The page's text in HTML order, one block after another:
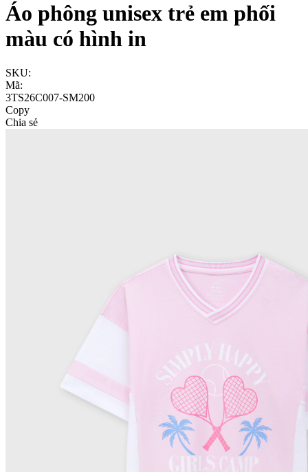
Áo phông unisex trẻ em phối
màu có hình in
SKU:
Mã:
3TS26C007-SM200
Copy
Chia sẻ